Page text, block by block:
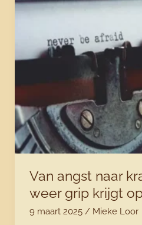
Van angst naar
weer grip krijgt
9 maart 2025 / Mieke Loor